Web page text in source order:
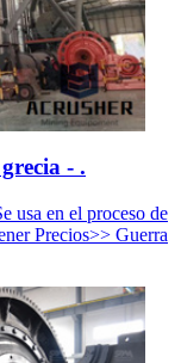
- .
usa en el proceso de
Precios>> Guerra